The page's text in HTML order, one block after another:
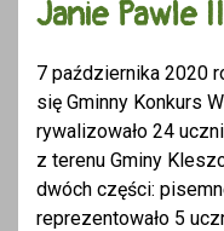
Janie Pawle II
7 października 2020
się Gminny Konkurs
rywalizowało 24
z terenu Gminy
dwóch części:
reprezentowało 5